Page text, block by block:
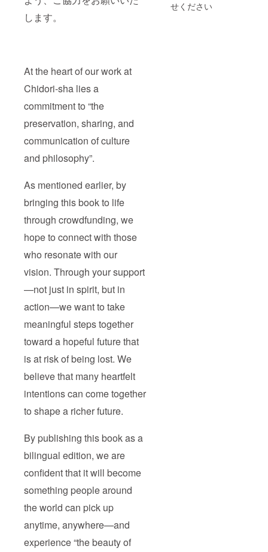
します。
At the heart of our work at
Chidori-sha lies a
commitment to “the
preservation, sharing, and
communication of culture
and philosophy”.
As mentioned earlier, by
bringing this book to life
through crowdfunding, we
hope to connect with those
who resonate with our
vision. Through your support
—not just in spirit, but in
action—we want to take
meaningful steps together
toward a hopeful future that
is at risk of being lost. We
believe that many heartfelt
intentions can come together
to shape a richer future.
By publishing this book as a
bilingual edition, we are
confident that it will become
something people around
the world can pick up
anytime, anywhere—and
experience “the beauty of
さま、
せください